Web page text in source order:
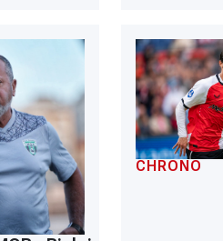
CHRONO